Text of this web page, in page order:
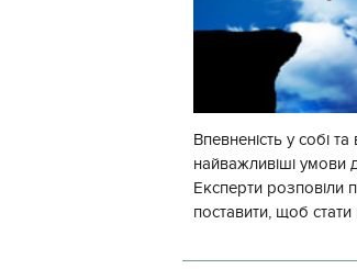
Впевненість у собі
найважливіші умови
Експерти розповіли
поставити, щоб